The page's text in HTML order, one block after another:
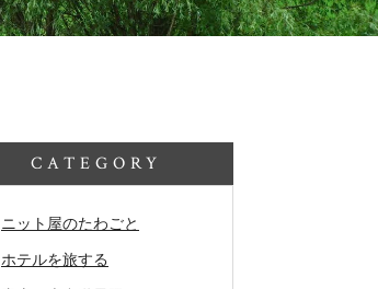
CATEGORY
ニット屋のたわごと
ホテルを旅する